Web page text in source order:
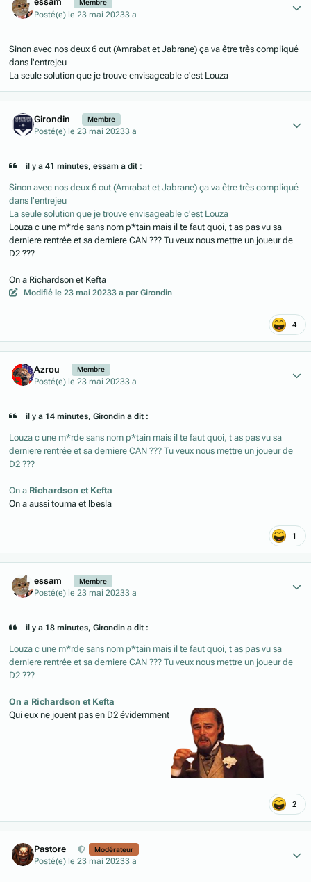
Membre
Posté(e) le 23 mai 20233 a
Sinon avec nos deux 6 out (Amrabat et Jabrane) ça va être très compliqué
dans l'entrejeu
La seule solution que je trouve envisageable c'est Louza
Girondin Membre
Posté(e) le 23 mai 20233 a
il y a 41 minutes, essam a dit :
Sinon avec nos deux 6 out (Amrabat et Jabrane) ça va être très compliqué
dans l'entrejeu
La seule solution que je trouve envisageable c'est Louza
Louza c une m*rde sans nom p*tain mais il te faut quoi, t as pas vu sa
derniere rentrée et sa derniere CAN ??? Tu veux nous mettre un joueur de
D2 ???
On a Richardson et Kefta
Modifié le 23 mai 20233 a par Girondin
4
Azrou Membre
Posté(e) le 23 mai 20233 a
il y a 14 minutes, Girondin a dit :
Louza c une m*rde sans nom p*tain mais il te faut quoi, t as pas vu sa
derniere rentrée et sa derniere CAN ??? Tu veux nous mettre un joueur de
D2 ???
On a Richardson et Kefta
On a aussi touma et lbesla
1
essam Membre
Posté(e) le 23 mai 20233 a
il y a 18 minutes, Girondin a dit :
Louza c une m*rde sans nom p*tain mais il te faut quoi, t as pas vu sa
derniere rentrée et sa derniere CAN ??? Tu veux nous mettre un joueur de
D2 ???
On a Richardson et Kefta
Qui eux ne jouent pas en D2 évidemment
2
Pastore Modérateur
Posté(e) le 23 mai 20233 a